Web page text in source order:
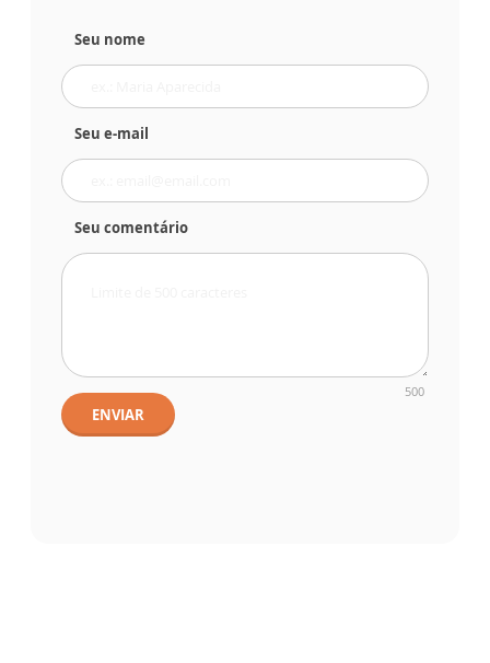
Seu nome
Seu e-mail
Seu comentário
500
ENVIAR